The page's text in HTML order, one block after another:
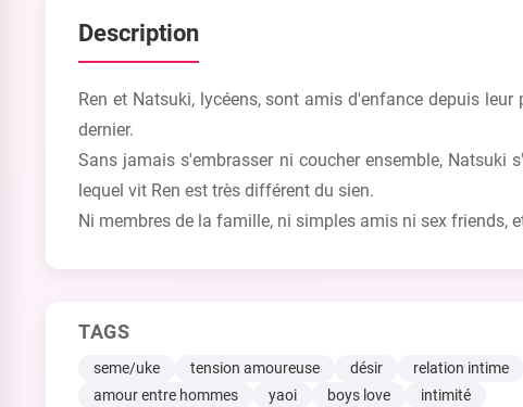
Description
Ren et Natsuki, lycéens, sont amis d'enfance depuis
dernier.
Sans jamais s'embrasser ni coucher ensemble, Natsuki
lequel vit Ren est très différent du sien.
Ni membres de la famille, ni simples amis ni sex friends,
TAGS
seme/uke tension amoureuse désir relation intime
amour entre hommes
yaoi boys love intimité